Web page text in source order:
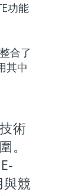
功能
合了
其中
術
。
與競